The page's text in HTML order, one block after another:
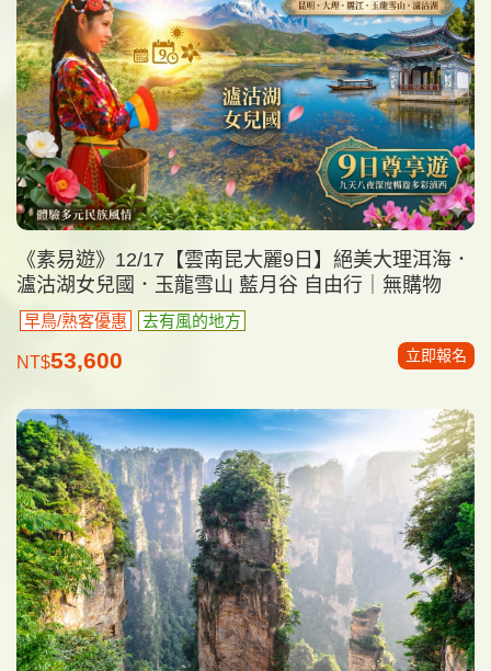
《素易遊》12/17【雲南昆大麗9日】絕美大理洱海．
瀘沽湖女兒國．玉龍雪山 藍月谷 自由行｜無購物
早鳥/熟客優惠 去有風的地方
NT$53,600 立即報名